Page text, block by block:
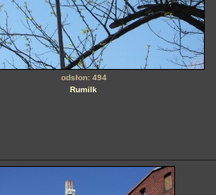
odsłon: 494
Rumilk